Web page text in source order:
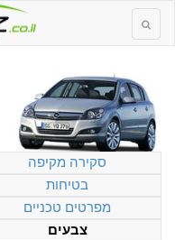
סקירה מקיפה
בטיחות
מפרטים טכניים
צבעים